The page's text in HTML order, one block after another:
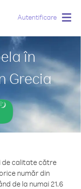
Autentificare
în
Grecia
de calitate către
număr din
de la numai 21.6